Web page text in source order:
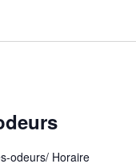
odeurs/ Horaire